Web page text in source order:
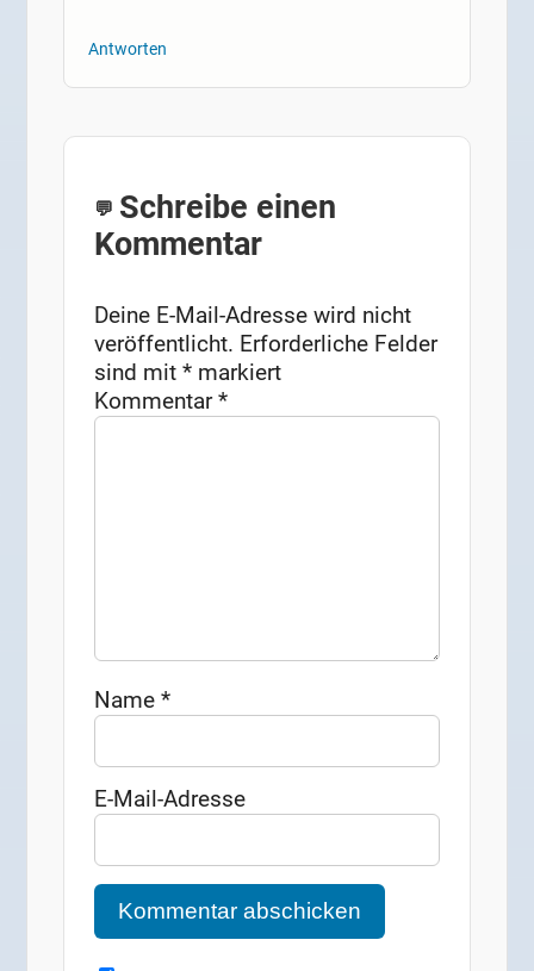
Antworten
Schreibe einen
Kommentar
Deine E-Mail-Adresse wird nicht
veröffentlicht. Erforderliche Felder
sind mit* markiert
Kommentar*
Name*
E-Mail-Adresse